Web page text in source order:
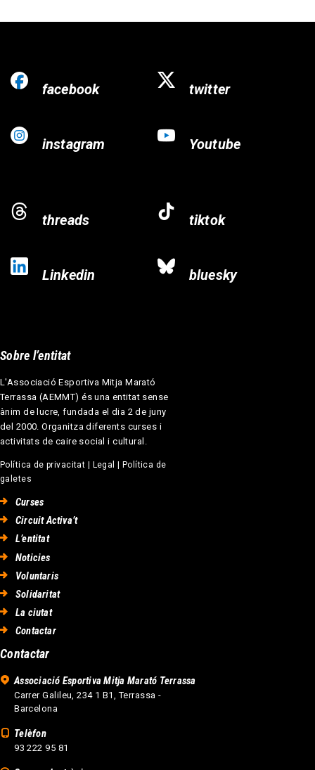
facebook twitter
instagram Youtube
threads tiktok
Linkedin bluesky
Sobre l’entitat
L'Associació Esportiva Mitja Marató
Terrassa (AEMMT) és una entitat sense
ànim de lucre, fundada el dia 2 de juny
del 2000. Organitza diferents curses i
activitats de caire social i cultural.
Política de privacitat | Legal | Política de
galetes
Curses
Circuit Activa’t
L’entitat
Noticies
Voluntaris
Solidaritat
La ciutat
Contactar
Contactar
Associació Esportiva Mitja Marató Terrassa
Carrer Galileu, 234 1 B1, Terrassa -
Barcelona
Telèfon
93 222 95 81